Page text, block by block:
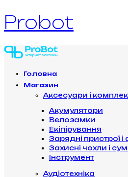
Probot
Головна
Магазин
Аксесуари і
Акумулятори
Велозамки
Екіпірування
Зарядні пристрої
Захисні чохли і
Інструмент
Аудіотехніка